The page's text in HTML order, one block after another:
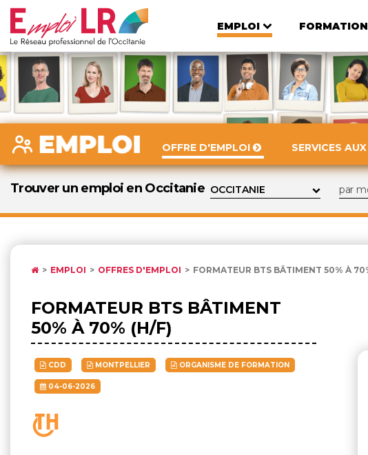
EMPLOI FORMATION
OFFRE D'EMPLOI SERVICES
Trouver un emploi en Occitanie
EMPLOI OFFRES D'EMPLOI FORMATEUR BTS BÂTIMENT 50% À
FORMATEUR BTS BÂTIMENT
50% À 70% (H/F)
CDD MONTPELLIER ORGANISME DE FORMATION
04-06-2026